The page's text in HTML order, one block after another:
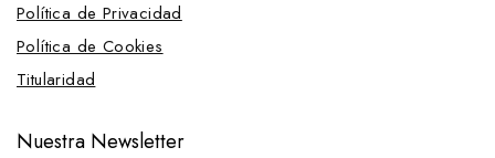
Política de Privacidad
Política de Cookies
Titularidad
Nuestra Newsletter